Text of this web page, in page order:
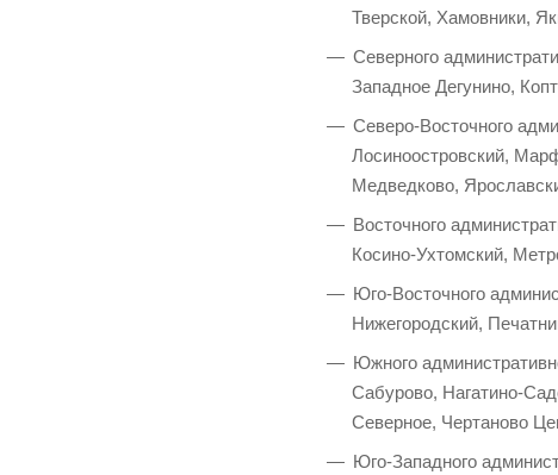
Тверской, Хамовники,
Северного
Западное Дегунино,
Северо-Восточного
Лосиноостровский,
Медведково,
Восточного
Косино-Ухтомский,
Юго-Восточного
Нижегородский,
Южного
Сабурово, Нагатино-
Северное, Чертаново
Юго-Западного